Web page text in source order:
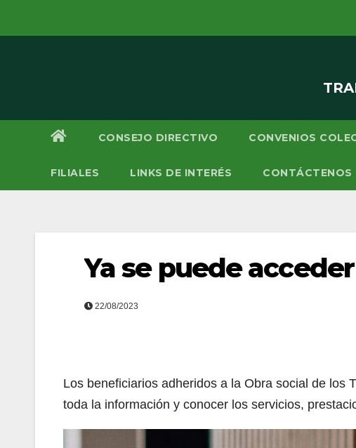
CONSEJO DIRECTIVO CONVENIOS
FILIALES LINKS DE INTERÉS CONTÁCTENOS
Ya se puede
22/08/2023
Los beneficiarios adheridos a la Obra social de los
toda la información y conocer los servicios,